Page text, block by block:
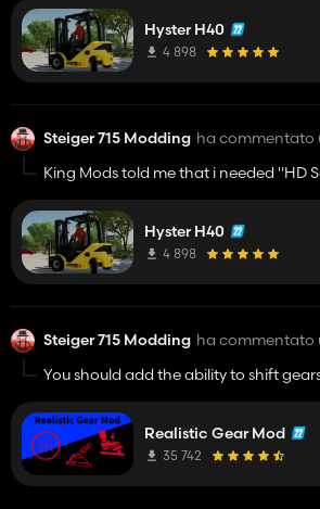
Download it from my
Hyster H40
4 898
Steiger 715 Modding ha commentato
King Mods told me that i needed "HD
SAME screenshot. In the future, if
my mods to KingMods, please link the
on itch.io. (https://steiger-715.itch.io/
Hyster H40
4 898
Steiger 715 Modding ha commentato
You should add the ability to shift
the screen, the shape of a gear stick
Realistic Gear Mod
35 742